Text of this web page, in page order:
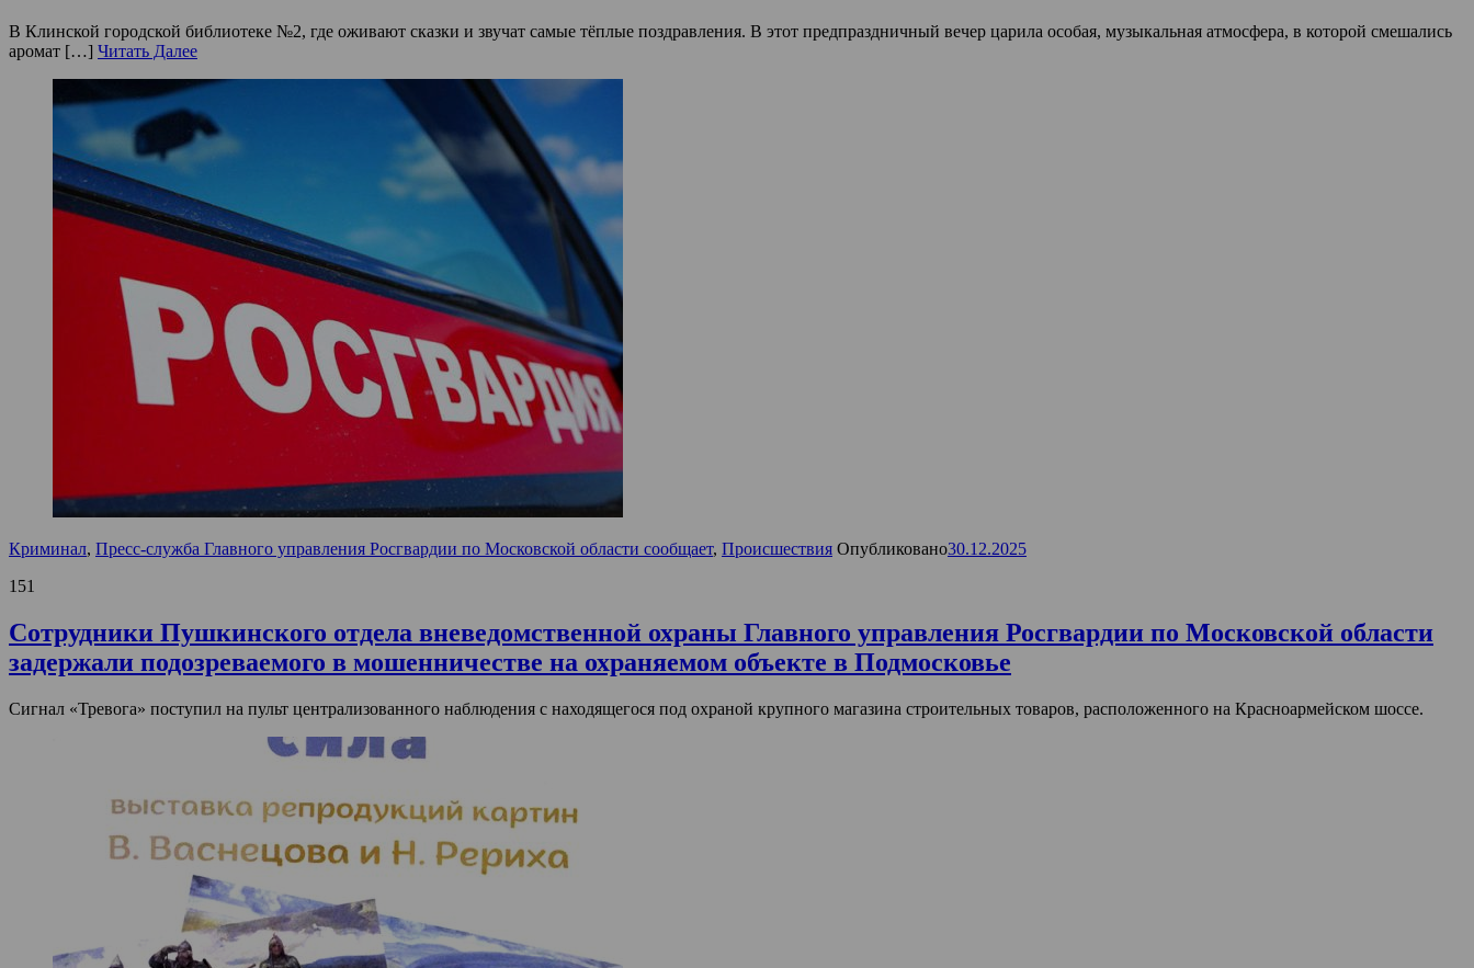
В Клинской городской библиотеке №2, где оживают сказки и звучат самые тёплые поздравления. В этот предпраздничный вечер царила особая, музыкальная атмосфера, в которой смешались
аромат […] Читать Далее
Криминал, Пресс-служба Главного управления Росгвардии по Московской области сообщает, Происшествия Опубликовано30.12.2025
151
Сотрудники Пушкинского отдела вневедомственной охраны Главного управления Росгвардии по Московской области
задержали подозреваемого в мошенничестве на охраняемом объекте в Подмосковье
Сигнал «Тревога» поступил на пульт централизованного наблюдения с находящегося под охраной крупного магазина строительных товаров, расположенного на Красноармейском шоссе.